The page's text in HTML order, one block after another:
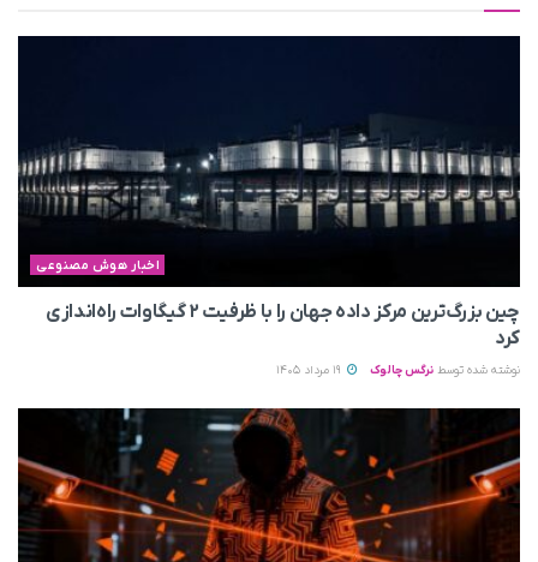
اخبار هوش مصنوعی
چین بزرگ‌ترین مرکز داده جهان را با ظرفیت ۲ گیگاوات راه‌اندازی
کرد
نوشته شده توسط نرگس چالوک